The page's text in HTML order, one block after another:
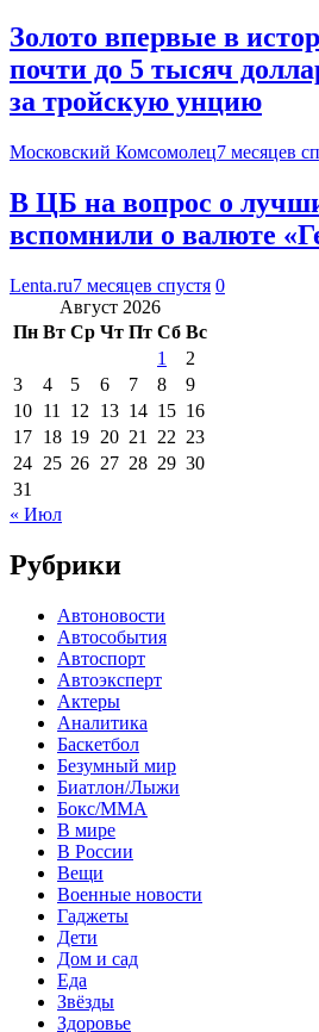
Золото впервые в
почти до 5 тысяч
за тройскую унцию
Московский Комсомолец7 месяцев
В ЦБ на вопрос о
вспомнили о валюте
Lenta.ru7 месяцев спустя 0
Август 2026
Пн Вт Ср Чт Пт Сб Вс
1
2
3
4 5 6 7 8
9
10 11 12 13 14 15 16
17 18 19 20 21 22 23
24 25 26 27 28 29 30
31
« Июл
Рубрики
Автоновости
Автособытия
Автоспорт
Автоэксперт
Актеры
Аналитика
Баскетбол
Безумный мир
Биатлон/Лыжи
Бокс/MMA
В мире
В России
Вещи
Военные новости
Гаджеты
Дети
Дом и сад
Еда
Звёзды
Здоровье